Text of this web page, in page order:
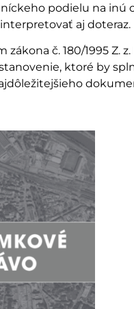
podielu na inú
aj doteraz.
č. 180/1995 Z.
ktoré by